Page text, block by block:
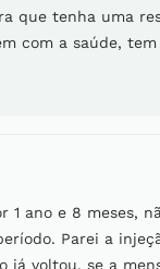
que tenha uma
com a saúde, tem
1 ano e 8 meses,
Parei a
já voltou, se a